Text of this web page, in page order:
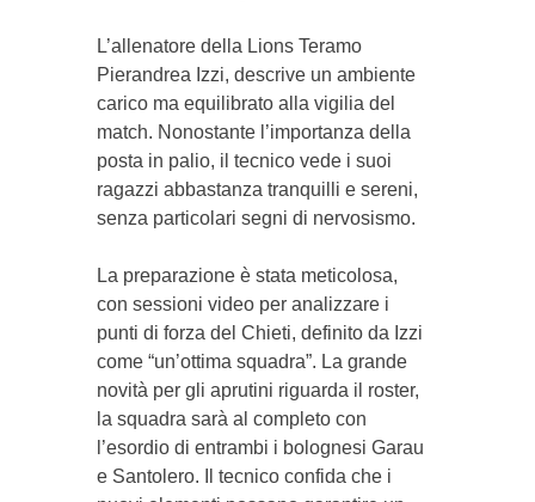
L’allenatore della Lions Teramo
Pierandrea Izzi, descrive un ambiente
carico ma equilibrato alla vigilia del
match. Nonostante l’importanza della
posta in palio, il tecnico vede i suoi
ragazzi abbastanza tranquilli e sereni,
senza particolari segni di nervosismo.
La preparazione è stata meticolosa,
con sessioni video per analizzare i
punti di forza del Chieti, definito da Izzi
come “un’ottima squadra”. La grande
novità per gli aprutini riguarda il roster,
la squadra sarà al completo con
l’esordio di entrambi i bolognesi Garau
e Santolero. Il tecnico confida che i